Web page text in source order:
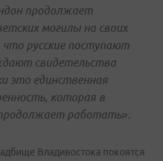
продолжает
могилы на своих
русские поступают
свидетельства
это единственная
которая в
работать».
Владивостока покоятся